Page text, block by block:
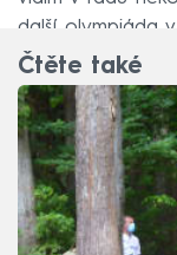
další olympiáda
Čtěte také